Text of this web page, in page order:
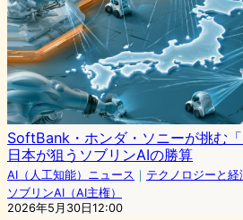
SoftBank・ホンダ・ソニーが挑む「
日本が狙うソブリンAIの勝算
AI（人工知能）ニュース ｜ テクノロジーと経
ソブリンAI（AI主権）
2026年5月30日12:00